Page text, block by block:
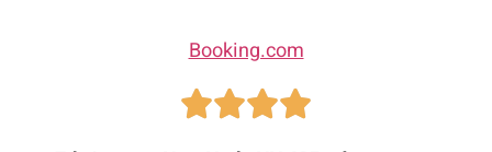
Booking.com